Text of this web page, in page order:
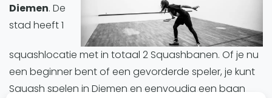
Laatste
SBN Eredivisie
Agenda
Diemen. De
stad heeft 1
squashlocatie met in totaal 2 Squashbanen. Of je nu
een beginner bent of een gevorderde speler, je kunt
Squash spelen in Diemen en eenvoudig een baan